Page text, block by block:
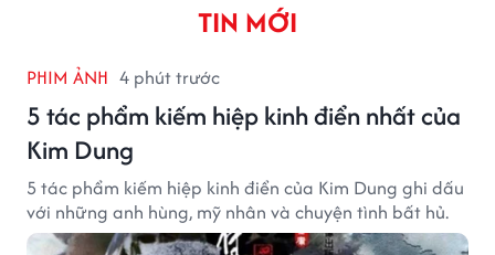
TIN MỚI
PHIM ẢNH 4 phút trước
5 tác phẩm kiếm hiệp kinh điển nhất của
Kim Dung
5 tác phẩm kiếm hiệp kinh điển của Kim Dung ghi dấu
với những anh hùng, mỹ nhân và chuyện tình bất hủ.